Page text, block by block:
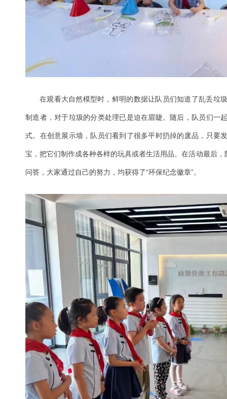
在观看大自然模型时，鲜明的数据让队员们知道了乱丢垃
制造者，对于垃圾的分类处理已是迫在眉睫。随后，队员们一
式。在创意展示墙，队员们看到了很多平时扔掉的废品，只要
宝，把它们制作成各种各样的玩具或者生活用品。在活动最后
问答，大家通过自己的努力，均获得了“环保纪念徽章”。